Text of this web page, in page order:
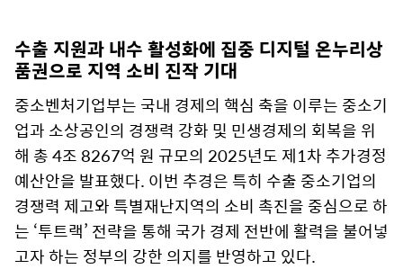
수출 지원과 내수 활성화에 집중 디지털 온누리상
품권으로 지역 소비 진작 기대
중소벤처기업부는 국내 경제의 핵심 축을 이루는 중소기
업과 소상공인의 경쟁력 강화 및 민생경제의 회복을 위
해 총 4조 8267억 원 규모의 2025년도 제1차 추가경정
예산안을 발표했다. 이번 추경은 특히 수출 중소기업의
경쟁력 제고와 특별재난지역의 소비 촉진을 중심으로 하
는 ‘투트랙’ 전략을 통해 국가 경제 전반에 활력을 불어넣
고자 하는 정부의 강한 의지를 반영하고 있다.